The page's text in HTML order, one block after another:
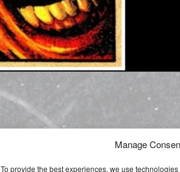
Manage
To provide the best experiences, we use
Saabrooklyn was